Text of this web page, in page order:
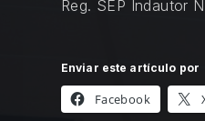
Reg. SEP Indautor
Enviar este artículo por
Facebook